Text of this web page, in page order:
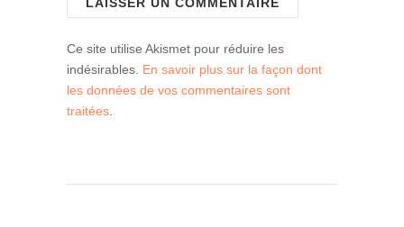
Ce site utilise Akismet pour réduire les
indésirables. En savoir plus sur la façon dont
les données de vos commentaires sont
traitées